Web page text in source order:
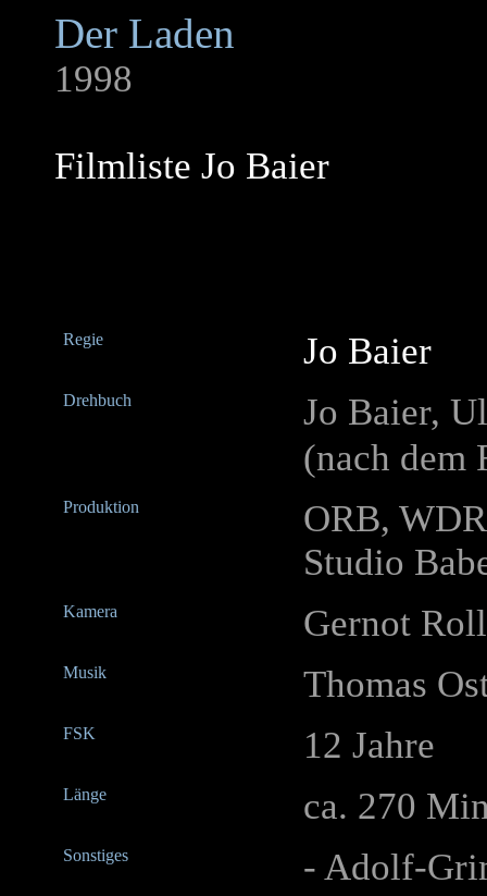
Der Laden
1998
Filmliste Jo Baier
Regie Jo Baier
Drehbuch
Jo Baier,
(nach dem
Produktion
ORB,
Studio
Kamera Gernot Roll
Musik Thomas
FSK 12 Jahre
Länge ca. 270
Sonstiges
- Adolf-